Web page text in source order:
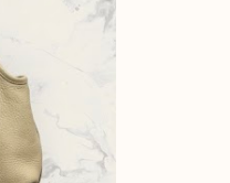
ハンドバッグ